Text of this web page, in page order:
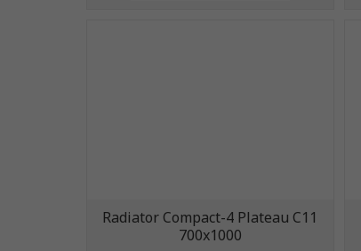
Radiator Compact-4 Plateau C11
700x1000